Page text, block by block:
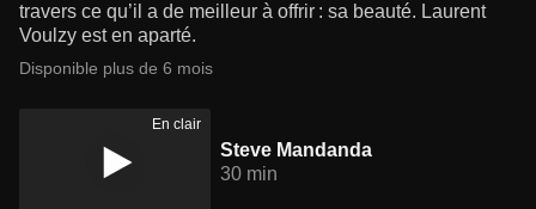
travers ce qu’il a de meilleur à offrir : sa beauté. Laurent
Voulzy est en aparté.
Disponible plus de 6 mois
En clair
Steve Mandanda
30 min